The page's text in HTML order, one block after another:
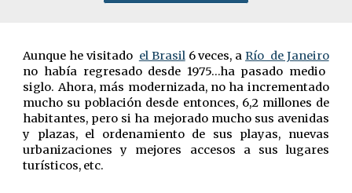
Aunque he visitado el Brasil6 veces, aRío de Janeiro
no había regresado desde 1975…ha pasado medio
siglo. Ahora, más modernizada, no ha incrementado
mucho su población desde entonces, 6,2 millones de
habitantes, pero si ha mejorado mucho sus avenidas
y plazas, el ordenamiento de sus playas, nuevas
urbanizaciones y mejores accesos a sus lugares
turísticos, etc.